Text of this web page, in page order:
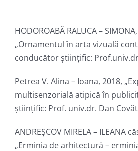
HODOROABĂ RALUCA –
„Ornamentul în arta vizuală
conducător ştiinţific:
Petrea V. Alina – Ioana, 2018,
multisenzorială atipică în
ştiinţific: Prof. univ.dr. Dan
ANDREȘCOV MIRELA – ILEANA
„Erminia de arhitectură –